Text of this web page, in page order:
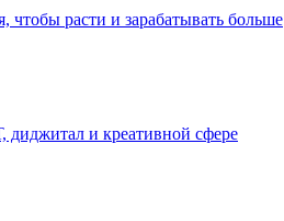
чтобы расти и зарабатывать больше
диджитал и креативной сфере